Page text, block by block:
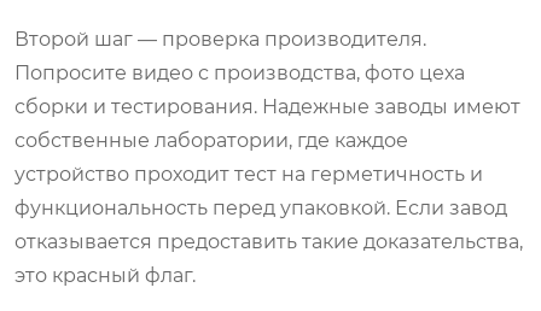
Второй шаг — проверка производителя.
Попросите видео с производства, фото цеха
сборки и тестирования. Надежные заводы имеют
собственные лаборатории, где каждое
устройство проходит тест на герметичность и
функциональность перед упаковкой. Если завод
отказывается предоставить такие доказательства,
это красный флаг.